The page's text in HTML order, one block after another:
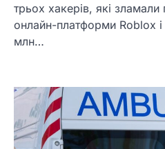
трьох хакерів, які зламали
онлайн-платформи Roblox
млн…